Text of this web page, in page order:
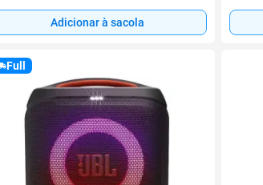
Adicionar à sacola
Full